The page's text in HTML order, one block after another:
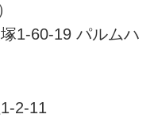
1-60-19 パルムハ
2-11